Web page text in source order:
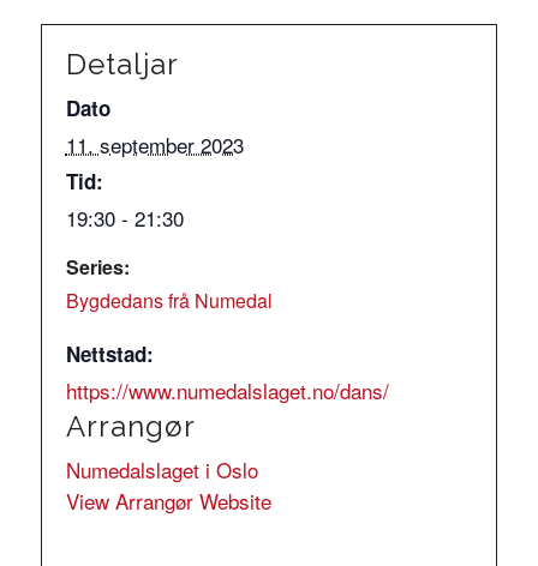
Detaljar
Dato
11. september 2023
Tid:
19:30 - 21:30
Series:
Bygdedans frå Numedal
Nettstad:
https://www.numedalslaget.no/dans/
Arrangør
Numedalslaget i Oslo
View Arrangør Website